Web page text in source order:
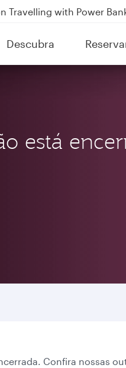
Travelling with Power
flight resumption to
Network to over 160
Descubra
(active)
está
Confira nossas